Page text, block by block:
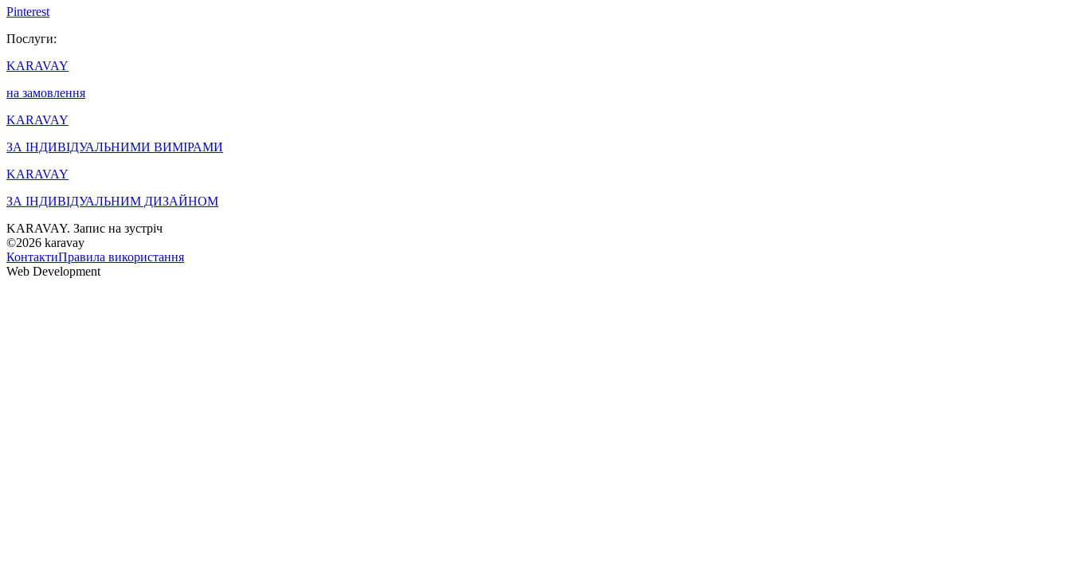
Pinterest
Послуги:
KARAVAY
на замовлення
KARAVAY
ЗА ІНДИВІДУАЛЬНИМИ ВИМІРАМИ
KARAVAY
ЗА ІНДИВІДУАЛЬНИМ ДИЗАЙНОМ
KARAVAY. Запис на зустріч
©2026 karavay
КонтактиПравила використання
Web Development